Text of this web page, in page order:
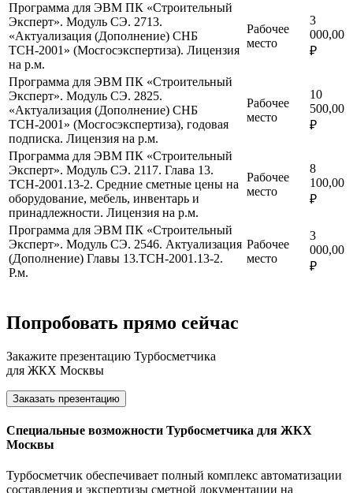
Программа для ЭВМ ПК «Строительный
Эксперт». Модуль СЭ. 2713.
«Актуализация (Дополнение) СНБ
ТСН-2001» (Мосгосэкспертиза). Лицензия
на р.м.
Рабочее
место
3
000,00
₽
Программа для ЭВМ ПК «Строительный
Эксперт». Модуль СЭ. 2825.
«Актуализация (Дополнение) СНБ
ТСН-2001» (Мосгосэкспертиза), годовая
подписка. Лицензия на р.м.
Рабочее
место
10
500,00
₽
Программа для ЭВМ ПК «Строительный
Эксперт». Модуль СЭ. 2117. Глава 13.
ТСН-2001.13-2. Средние сметные цены на
оборудование, мебель, инвентарь и
принадлежности. Лицензия на р.м.
Рабочее
место
8
100,00
₽
Программа для ЭВМ ПК «Строительный
Эксперт». Модуль СЭ. 2546. Актуализация
(Дополнение) Главы 13.ТСН-2001.13-2.
Р.м.
Рабочее
место
3
000,00
₽
Попробовать прямо сейчас
Закажите презентацию Турбосметчика
для ЖКХ Москвы
Заказать презентацию
Специальные возможности Турбосметчика для ЖКХ
Москвы
Турбосметчик обеспечивает полный комплекс автоматизации
составления и экспертизы сметной документации на